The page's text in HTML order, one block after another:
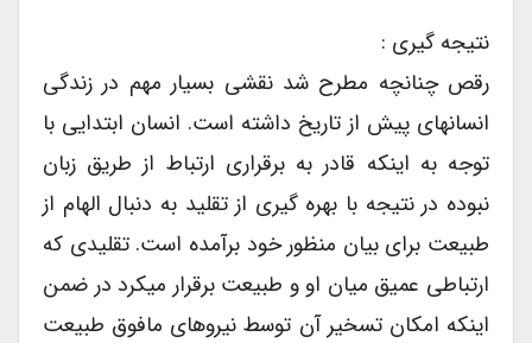
نتیجه گیری :
رقص چنانچه مطرح شد نقشی بسیار مهم در زندگی
انسانهای پیش از تاریخ داشته است. انسان ابتدایی با
توجه به اینکه قادر به برقراری ارتباط از طریق زبان
نبوده در نتیجه با بهره گیری از تقلید به دنبال الهام از
طبیعت برای بیان منظور خود برآمده است. تقلیدی که
ارتباطی عمیق میان او و طبیعت برقرار میکرد در ضمن
اینکه امکان تسخیر آن توسط نیروهای مافوق طبیعت